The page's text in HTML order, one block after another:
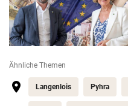
Ähnliche Themen
Langenlois Pyhra